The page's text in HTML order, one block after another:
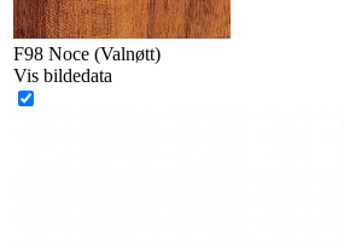
F98 Noce (Valnøtt)
Vis bildedata